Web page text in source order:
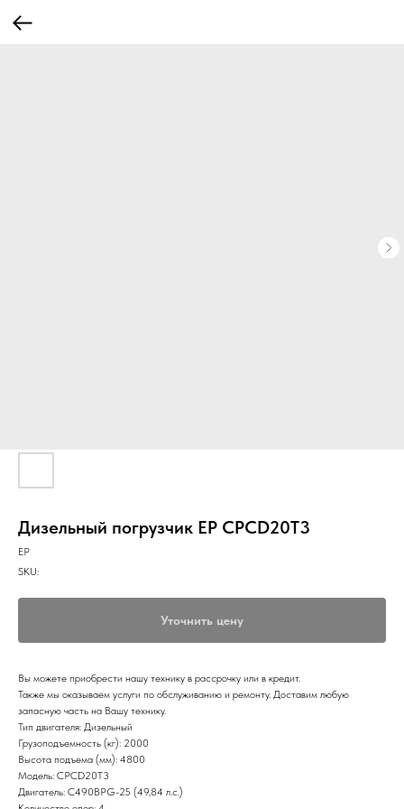
Дизельный погрузчик EP CPCD20T3
EP
SKU:
Уточнить цену
Вы можете приобрести нашу технику в рассрочку или в кредит.
Также мы оказываем услуги по обслуживанию и ремонту. Доставим любую
запасную часть на Вашу технику.
Тип двигателя: Дизельный
Грузоподъемность (кг): 2000
Высота подъема (мм): 4800
Модель: CPCD20T3
Двигатель: C490BPG-25 (49,84 л.с.)